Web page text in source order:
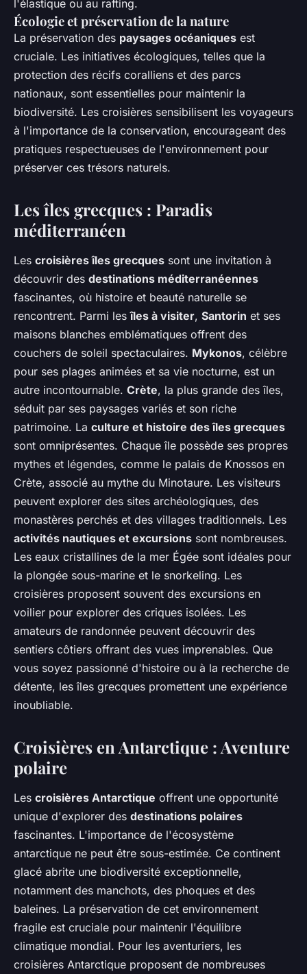
l'élastique ou au rafting.
Écologie et préservation de la nature
La préservation des paysages océaniques est
cruciale. Les initiatives écologiques, telles que la
protection des récifs coralliens et des parcs
nationaux, sont essentielles pour maintenir la
biodiversité. Les croisières sensibilisent les voyageurs
à l'importance de la conservation, encourageant des
pratiques respectueuses de l'environnement pour
préserver ces trésors naturels.
Les îles grecques : Paradis
méditerranéen
Les croisières îles grecques sont une invitation à
découvrir des destinations méditerranéennes
fascinantes, où histoire et beauté naturelle se
rencontrent. Parmi lesîles à visiter, Santorin et ses
maisons blanches emblématiques offrent des
couchers de soleil spectaculaires. Mykonos, célèbre
pour ses plages animées et sa vie nocturne, est un
autre incontournable. Crète, la plus grande des îles,
séduit par ses paysages variés et son riche
patrimoine. La culture et histoire des îles grecques
sont omniprésentes. Chaque île possède ses propres
mythes et légendes, comme le palais de Knossos en
Crète, associé au mythe du Minotaure. Les visiteurs
peuvent explorer des sites archéologiques, des
monastères perchés et des villages traditionnels. Les
activités nautiques et excursions sont nombreuses.
Les eaux cristallines de la mer Égée sont idéales pour
la plongée sous-marine et le snorkeling. Les
croisières proposent souvent des excursions en
voilier pour explorer des criques isolées. Les
amateurs de randonnée peuvent découvrir des
sentiers côtiers offrant des vues imprenables. Que
vous soyez passionné d'histoire ou à la recherche de
détente, les îles grecques promettent une expérience
inoubliable.
Croisières en Antarctique : Aventure
polaire
Les croisières Antarctique offrent une opportunité
unique d'explorer des destinations polaires
fascinantes. L'importance de l'écosystème
antarctique ne peut être sous-estimée. Ce continent
glacé abrite une biodiversité exceptionnelle,
notamment des manchots, des phoques et des
baleines. La préservation de cet environnement
fragile est cruciale pour maintenir l'équilibre
climatique mondial. Pour les aventuriers, les
croisières Antarctique proposent de nombreuses